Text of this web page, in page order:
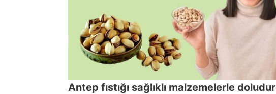
Antep fıstığı sağlıklı malzemelerle doludur